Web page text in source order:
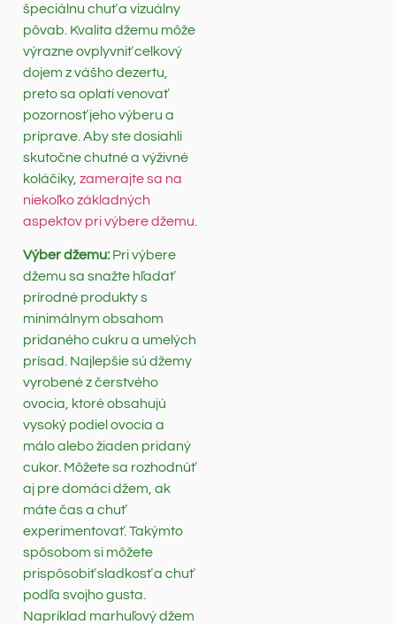
špeciálnu chuť a vizuálny
pôvab. Kvalita džemu môže
výrazne ovplyvniť celkový
dojem z vášho dezertu,
preto sa oplatí venovať
pozornosť jeho výberu a
príprave. Aby ste dosiahli
skutočne chutné a výživné
koláčiky, zamerajte sa na
niekoľko základných
aspektov pri výbere džemu
Výber džemu: Pri výbere
džemu sa snažte hľadať
prírodné produkty s
minimálnym obsahom
pridaného cukru a umelých
prísad. Najlepšie sú džemy
vyrobené z čerstvého
ovocia, ktoré obsahujú
vysoký podiel ovocia a
málo alebo žiaden pridaný
cukor. Môžete sa rozhodnúť
aj pre domáci džem, ak
máte čas a chuť
experimentovať. Takýmto
spôsobom si môžete
prispôsobiť sladkosť a chuť
podľa svojho gusta.
Napríklad marhuľový džem